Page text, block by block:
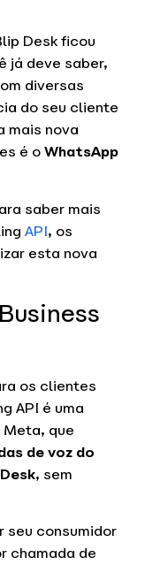
Desk ficou
já deve saber,
diversas
do seu cliente
mais nova
é oWhatsApp
saber mais
API, os
esta nova
os clientes
API é uma
que
de voz do
, sem
seu consumidor
chamada de